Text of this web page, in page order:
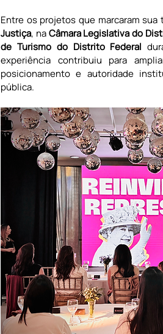
Entre os projetos que marcaram
Justiça, na Câmara Legislativa do
de Turismo do Distrito Federal
experiência contribuiu para
posicionamento e autoridade
pública.